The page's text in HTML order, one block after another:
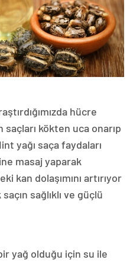
hücre
kökten uca onarıp
yağı saça faydaları
masaj yaparak
kan dolaşımını artırıyor
sağlıklı ve güçlü
yağ olduğu için su ile